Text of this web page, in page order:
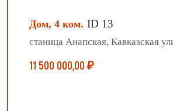
Дом, 4 ком. ID 13
станица Анапская, Кавказская
11 500 000,00 ₽